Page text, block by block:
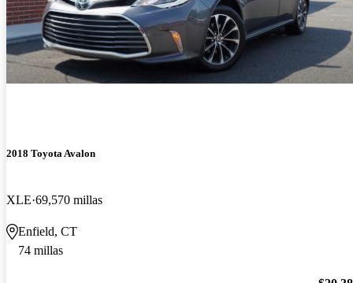
2018 Toyota Avalon
XLE 69,570 millas
Enfield, CT
74 millas